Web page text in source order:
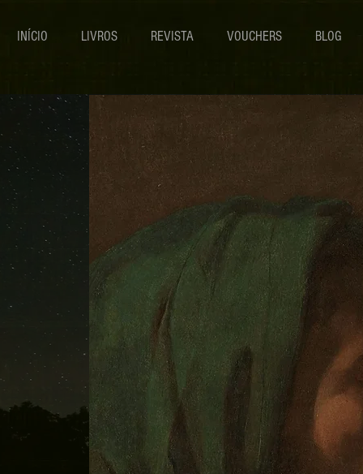
INÍCIO LIVROS REVISTA VOUCHERS BLOG